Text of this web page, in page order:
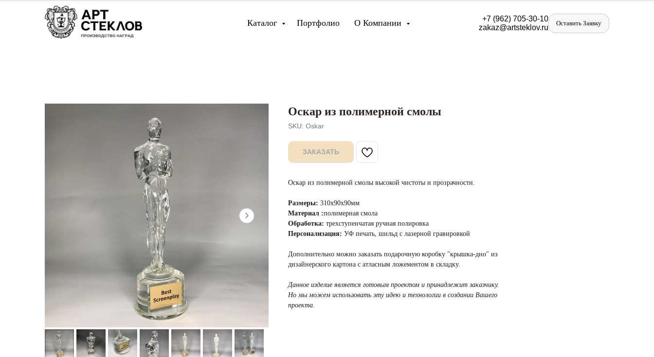
Каталог Портфолио О Компании +7 (962) 705-30-10
zakaz@artsteklov.ru
Оставить Заявку
Оскар из полимерной смолы
SKU: Oskar
ЗАКАЗАТЬ
Оскар из полимерной смолы высокой чистоты и прозрачности.
Размеры: 310х90х90мм
Материал :полимерная смола
Обработка: трехступенчатая ручная полировка
Персонализация: УФ печать, шильд с лазерной гравировкой
Дополнительно можно заказать подарочную коробку "крышка-дно" из
дизайнерского картона с атласным ложементом в складку.
Данное изделие является готовым проектом и принадлежит заказчику.
Но мы можем использовать эту идею и технологии в создании Вашего
проекта.